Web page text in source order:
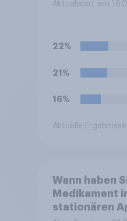
Aktualisiert am
22%
21%
16%
Aktuelle Ergebnisse
Wann haben
Medikament
stationären